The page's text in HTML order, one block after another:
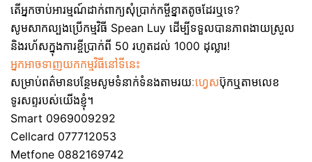
តើអ្នកចាប់អារម្មណ៍ដាក់ពាក្យសុំប្រាក់កម្ចីខ្នាតតូចដែរឬទេ?
សូមសាកល្បងប្រើកម្មវិធី Spean Luy ដើម្បីទទួលបានភាពងាយស្រួល
និងរហ័សក្នុងការខ្ចីប្រាក់ពី 50 រហូតដល់ 1000 ដុល្លារ!
អ្នកអាចទាញយកកម្មវិធីនៅទីនេះ
សម្រាប់ពត៌មានបន្ថែមសូមទំនាក់ទំនងតាមរយៈហ្វេសប៊ុកឬតាមលេខ
ទូរសព្ទរបស់យើងខ្ញុំ។
Smart 0969009292
Cellcard 077712053
Metfone 0882169742